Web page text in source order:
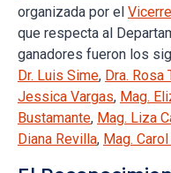
organizada por el
que respecta al
ganadores fueron los
Dr. Luis Sime, Dra. Rosa
Jessica Vargas, Mag.
Bustamante, Mag. Liza
Diana Revilla, Mag.